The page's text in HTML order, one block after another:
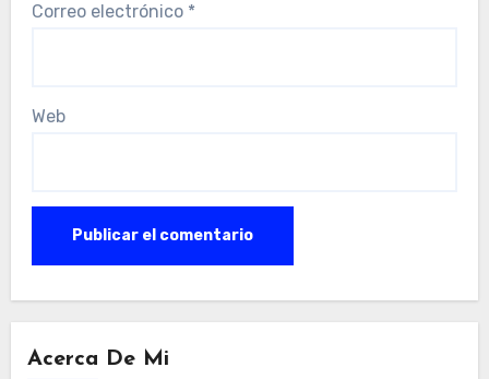
Correo electrónico *
Web
Acerca De Mi